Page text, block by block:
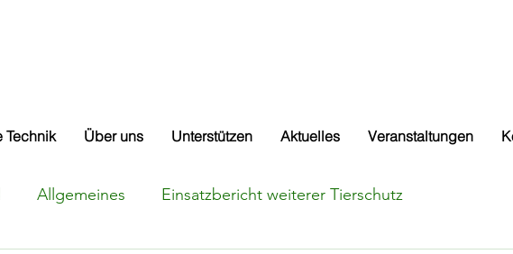
& Kitzrettung Adenau am
Technik Über uns Unterstützen Aktuelles Veranstaltungen
Allgemeines Einsatzbericht weiterer Tierschutz